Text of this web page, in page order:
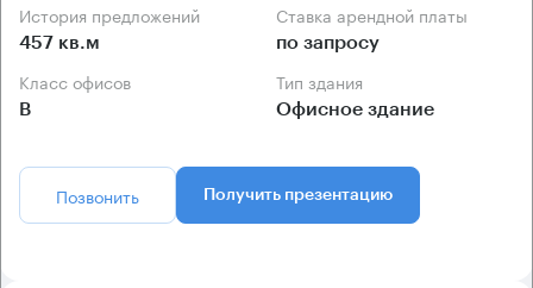
История предложений
457 кв.м
Ставка арендной платы
по запросу
Класс офисов
B
Тип здания
Офисное здание
Позвонить Получить презентацию